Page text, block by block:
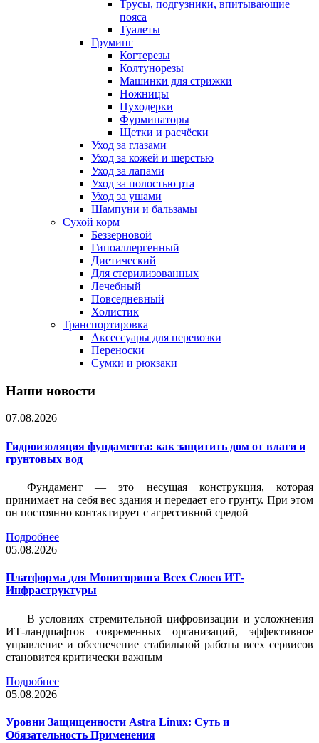
Трусы, подгузники, впитывающие
пояса
Туалеты
Груминг
Когтерезы
Колтунорезы
Машинки для стрижки
Ножницы
Пуходерки
Фурминаторы
Щетки и расчёски
Уход за глазами
Уход за кожей и шерстью
Уход за лапами
Уход за полостью рта
Уход за ушами
Шампуни и бальзамы
Сухой корм
Беззерновой
Гипоаллергенный
Диетический
Для стерилизованных
Лечебный
Повседневный
Холистик
Транспортировка
Аксессуары для перевозки
Переноски
Сумки и рюкзаки
Наши новости
07.08.2026
Гидроизоляция фундамента: как защитить дом от влаги и
грунтовых вод
Фундамент — это несущая конструкция, которая
принимает на себя вес здания и передает его грунту. При этом
он постоянно контактирует с агрессивной средой
Подробнее
05.08.2026
Платформа для Мониторинга Всех Слоев ИТ-
Инфраструктуры
В условиях стремительной цифровизации и усложнения
ИТ-ландшафтов современных организаций, эффективное
управление и обеспечение стабильной работы всех сервисов
становится критически важным
Подробнее
05.08.2026
Уровни Защищенности Astra Linux: Суть и
Обязательность Применения